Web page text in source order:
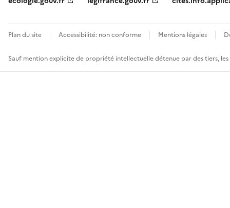
Plan du site Accessibilité: non conforme Mentions légales
Sauf mention explicite de propriété intellectuelle détenue par des tiers,